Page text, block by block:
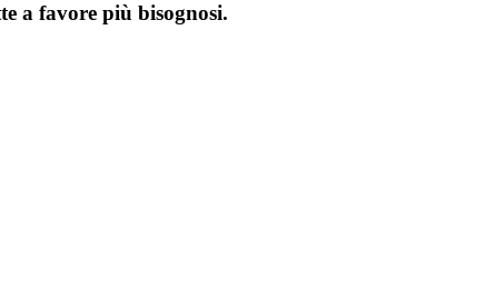
a favore più bisognosi.